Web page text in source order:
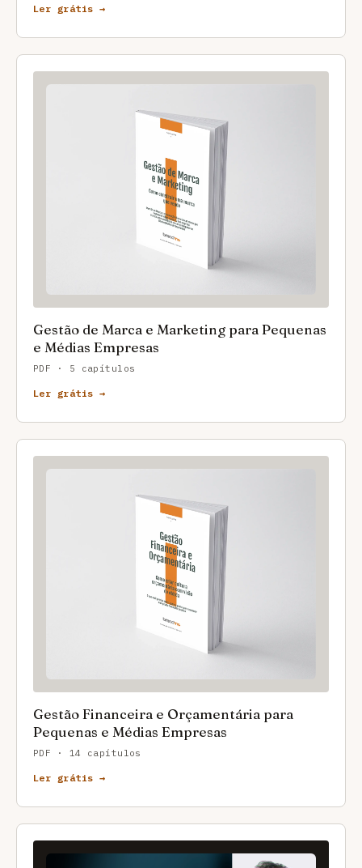
Ler grátis →
Gestão de Marca e Marketing para Pequenas
e Médias Empresas
PDF · 5 capítulos
Ler grátis →
Gestão Financeira e Orçamentária para
Pequenas e Médias Empresas
PDF · 14 capítulos
Ler grátis →